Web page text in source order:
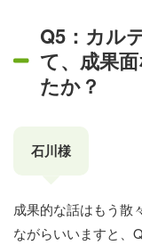
Q5：カル
て、成果
たか？
石川様
成果的な話はもう散
ながらいいますと、